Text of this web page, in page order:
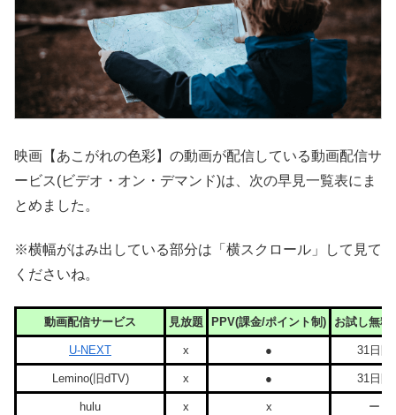
映画【あこがれの色彩】の動画が配信している動画配信サ
ービス(ビデオ・オン・デマンド)は、次の早見一覧表にま
とめました。
※横幅がはみ出している部分は「横スクロール」して見て
くださいね。
動画配信サービス 見放題 PPV(課金/ポイント制) お試し無料
U-NEXT x ● 31日間
Lemino(旧dTV) x ● 31日間
hulu x x ー